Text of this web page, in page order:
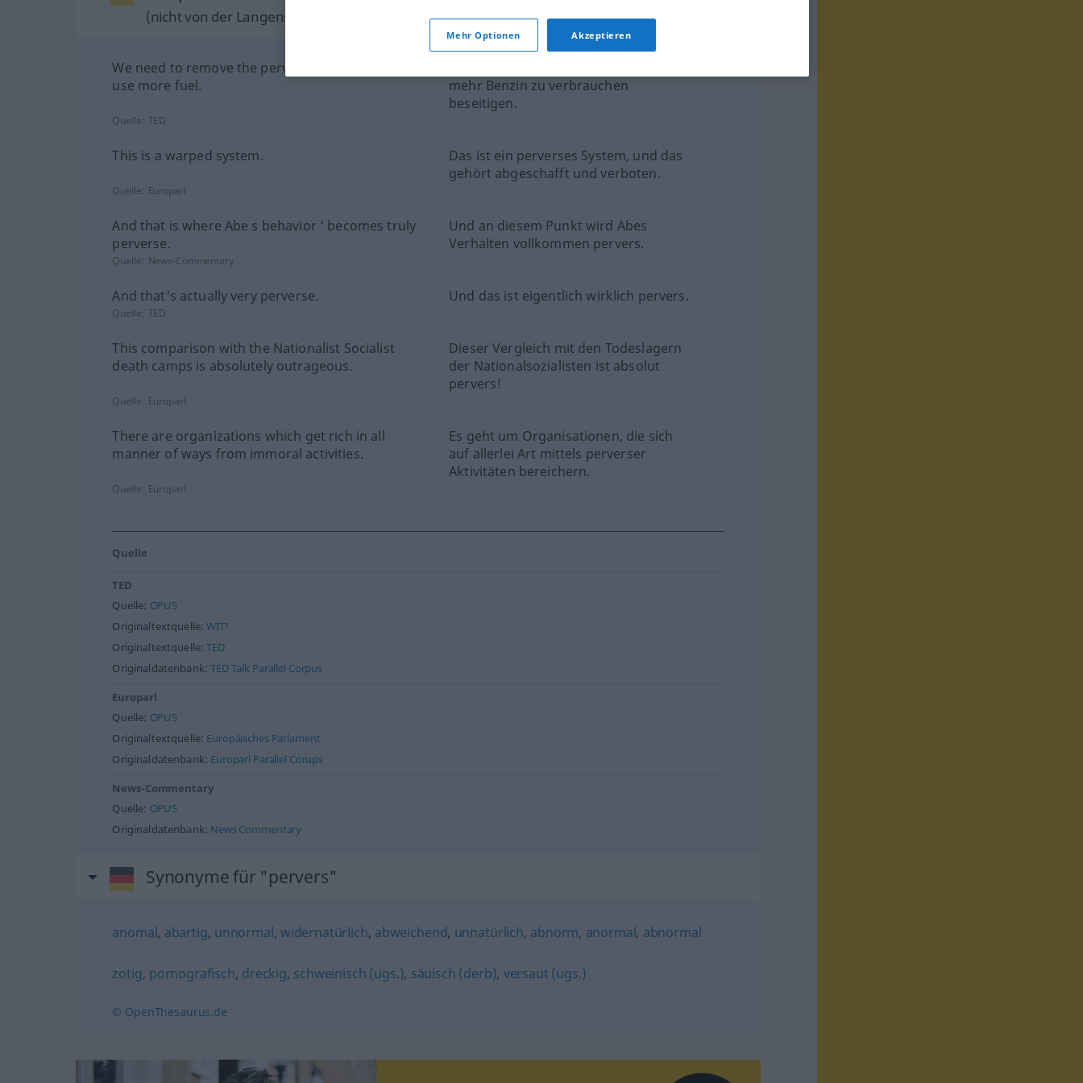
(nicht von der Langenscheidt Redaktion geprüft)
We need to remove the perverse incentives to
use more fuel.
mehr Benzin zu verbrauchen
beseitigen.
Quelle: TED
This is a warped system.
Das ist ein perverses System, und das
gehört abgeschafft und verboten.
Quelle: Europarl
And that is where Abe s behavior ’ becomes truly
perverse.
Und an diesem Punkt wird Abes
Verhalten vollkommen pervers.
Quelle: News-Commentary
And that's actually very perverse. Und das ist eigentlich wirklich pervers.
Quelle: TED
This comparison with the Nationalist Socialist
death camps is absolutely outrageous.
Dieser Vergleich mit den Todeslagern
der Nationalsozialisten ist absolut
pervers!
Quelle: Europarl
There are organizations which get rich in all
manner of ways from immoral activities.
Es geht um Organisationen, die sich
auf allerlei Art mittels perverser
Aktivitäten bereichern.
Quelle: Europarl
Quelle
TED
Quelle: OPUS
Originaltextquelle:WIT³
Originaltextquelle:TED
Originaldatenbank:TED Talk Parallel Corpus
Europarl
Quelle: OPUS
Originaltextquelle: Europäisches Parlament
Originaldatenbank: Europarl Parallel Corups
News-Commentary
Quelle: OPUS
Originaldatenbank: News Commentary
Synonyme für "pervers"
anomal, abartig, unnormal, widernatürlich, abweichend, unnatürlich, abnorm, anormal, abnormal
zotig, pornografisch, dreckig, schweinisch (ugs.), säuisch (derb), versaut (ugs.)
© OpenThesaurus.de
Mehr Optionen Akzeptieren